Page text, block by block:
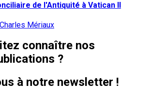
de l'Antiquité à Vatican II
Mériaux
connaître nos
?
à notre newsletter !